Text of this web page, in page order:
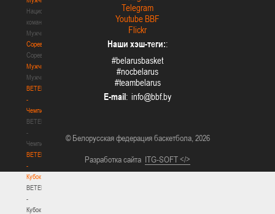
Национальная
команда.
Мужчины
Соревнования
Соревнования
Мужчины
Мужчины
BETERA
-
Чемпионат
BETERA
-
Чемпионат
BETERA
-
Кубок
BETERA
-
Кубок
Telegram
Youtube BBF
Flickr
Наши хэш-теги::
#belarusbasket
#nocbelarus
#teambelarus
E-mail:
© Белорусская федерация баскетбола, 2026
Разработка сайта ITG-SOFT </>